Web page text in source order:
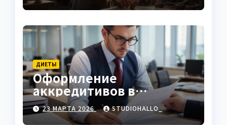
ДИЕТЫ
Оформление
аккредитивов в
международной
торговле
23 МАРТА 2026 STUDIOHALLO_